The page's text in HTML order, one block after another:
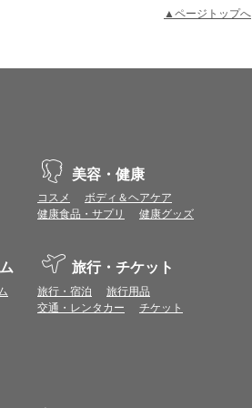
が使用できる環境でご利用ください。
トまたは表示ポイント数をプレミアムポイ
▲ページトップへ
美容・健康
コスメ
ボディ＆ヘアケア
健康食品・サプリ
健康グッズ
旅行・チケット
旅行・宿泊
旅行用品
交通・レンタカー
チケット